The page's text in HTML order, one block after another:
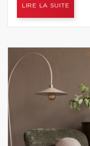
LIRE LA SUITE